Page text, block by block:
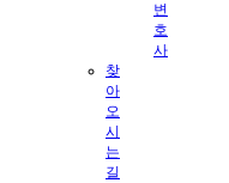
변
호
사
찾
아
오
시
는
길